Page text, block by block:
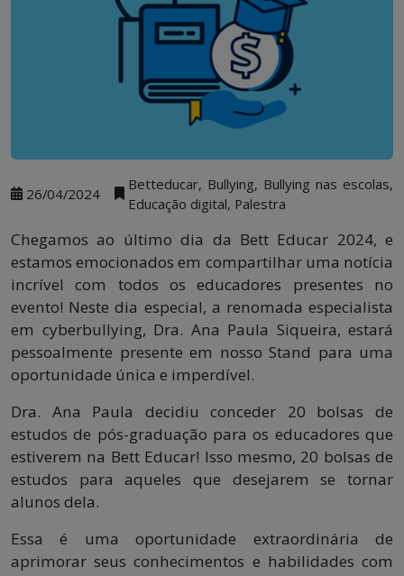
26/04/2024
Betteducar, Bullying, Bullying nas escolas,
Educação digital, Palestra
Chegamos ao último dia da Bett Educar 2024, e
estamos emocionados em compartilhar uma notícia
incrível com todos os educadores presentes no
evento! Neste dia especial, a renomada especialista
em cyberbullying, Dra. Ana Paula Siqueira, estará
pessoalmente presente em nosso Stand para uma
oportunidade única e imperdível.
Dra. Ana Paula decidiu conceder 20 bolsas de
estudos de pós-graduação para os educadores que
estiverem na Bett Educar! Isso mesmo, 20 bolsas de
estudos para aqueles que desejarem se tornar
alunos dela.
Essa é uma oportunidade extraordinária de
aprimorar seus conhecimentos e habilidades com